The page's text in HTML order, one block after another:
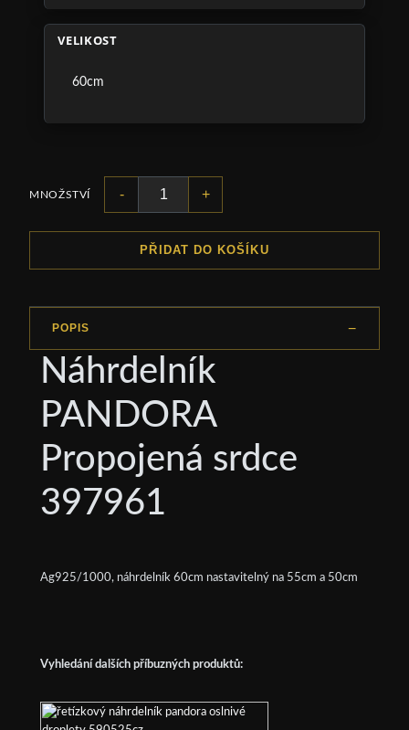
VELIKOST
60cm
MNOŽSTVÍ - +
PŘIDAT DO KOŠÍKU
POPIS
Náhrdelník
PANDORA
Propojená srdce
397961
Ag925/1000, náhrdelník 60cm nastavitelný na 55cm a 50cm
Vyhledání dalších příbuzných produktů: